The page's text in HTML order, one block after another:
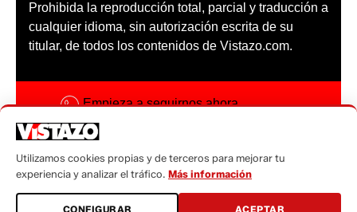
Prohibida la reproducción total, parcial y traducción a
cualquier idioma, sin autorización escrita de su
titular, de todos los contenidos de Vistazo.com.
Empieza a seguirnos ahora
Código ética
Sugerencias a:
Utilizamos cookies propias y de terceros para mejorar tu
experiencia y analizar el tráfico. Más información
CONFIGURAR ACEPTAR